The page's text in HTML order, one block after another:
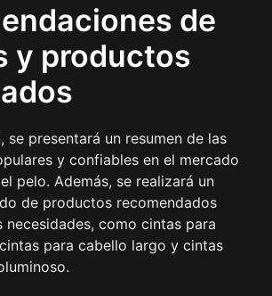
de
y productos
se presentará un resumen de las
y confiables en el mercado
pelo. Además, se realizará un
de productos recomendados
necesidades, como cintas para
para cabello largo y cintas